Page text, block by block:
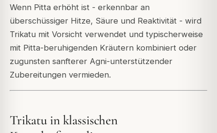
Wenn Pitta erhöht ist - erkennbar an
überschüssiger Hitze, Säure und Reaktivität - wird
Trikatu mit Vorsicht verwendet und typischerweise
mit Pitta-beruhigenden Kräutern kombiniert oder
zugunsten sanfterer Agni-unterstützender
Zubereitungen vermieden.
Trikatu in klassischen